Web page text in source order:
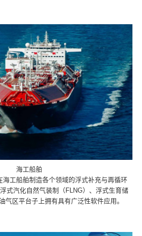
海工船舶
海工船舶制造各个领域的浮式补充与再循环
式汽化自然气装制（FLNG）、浮式生育储
气区平台子上拥有具有广泛性软件应用。